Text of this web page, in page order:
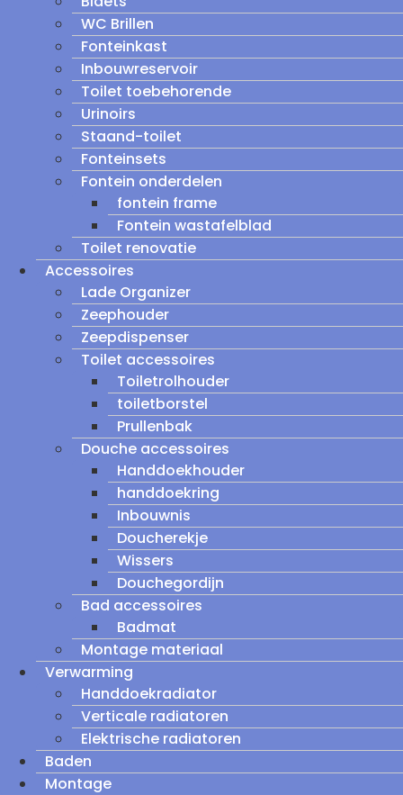
WC Brillen
Fonteinkast
Inbouwreservoir
Toilet toebehorende
Urinoirs
Staand-toilet
Fonteinsets
Fontein onderdelen
fontein frame
Fontein wastafelblad
Toilet renovatie
Accessoires
Lade Organizer
Zeephouder
Zeepdispenser
Toilet accessoires
Toiletrolhouder
toiletborstel
Prullenbak
Douche accessoires
Handdoekhouder
handdoekring
Inbouwnis
Doucherekje
Wissers
Douchegordijn
Bad accessoires
Badmat
Montage materiaal
Verwarming
Handdoekradiator
Verticale radiatoren
Elektrische radiatoren
Baden
Montage